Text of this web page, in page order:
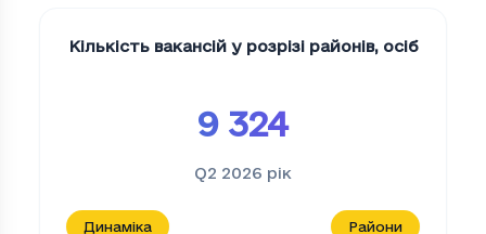
Кількість вакансій у розрізі районів, осіб
9 324
Q2 2026 рік
Динаміка Райони